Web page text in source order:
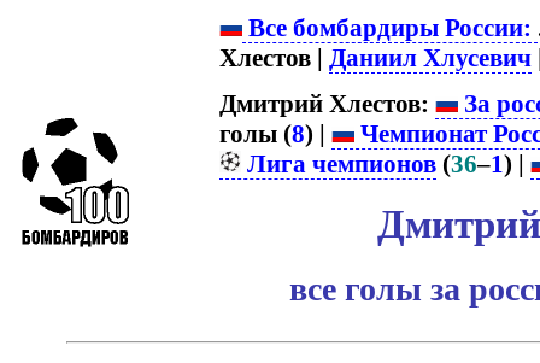
Все бомбардиры России:
Хлестов | Даниил Хлусевич
Дмитрий Хлестов:
За
голы (8) |
Чемпионат
Лига чемпионов (36–1) |
все голы за